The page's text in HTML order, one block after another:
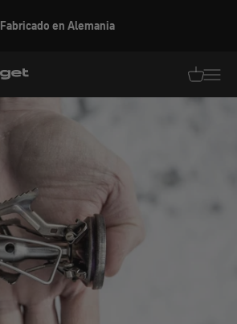
Fabricado en Alemania